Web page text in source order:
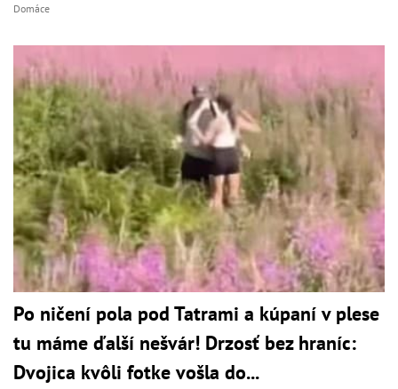
Domáce
Po ničení pola pod Tatrami a kúpaní v plese
tu máme ďalší nešvár! Drzosť bez hraníc:
Dvojica kvôli fotke vošla do...